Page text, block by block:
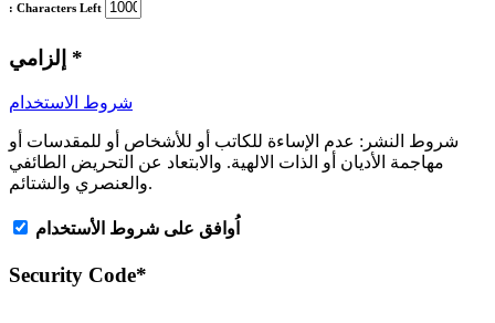
: Characters Left
*
شروط الاستخدام
شروط النشر: عدم الإساءة للكاتب أو للأشخاص أو للمقدسات أو
مهاجمة الأديان أو الذات الالهية. والابتعاد عن التحريض الطائفي
والعنصري والشتائم.
اُوافق على شروط الأستخدام
Security Code*